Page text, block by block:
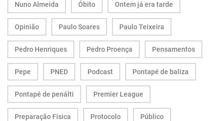
Nuno Almeida Óbito Ontem já era tarde
Opinião Paulo Soares Paulo Teixeira
Pedro Henriques Pedro Proença Pensamentos
Pepe PNED Podcast Pontapé de baliza
Pontapé de penálti Premier League
Preparação Física Protocolo Público